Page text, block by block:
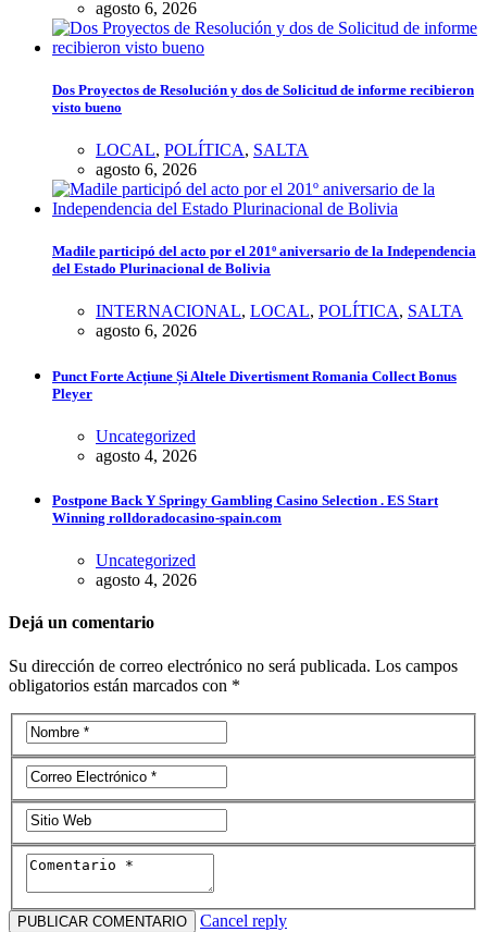
agosto 6, 2026
Dos Proyectos de Resolución y dos de Solicitud de informe recibieron
visto bueno
LOCAL, POLÍTICA, SALTA
agosto 6, 2026
Madile participó del acto por el 201º aniversario de la Independencia
del Estado Plurinacional de Bolivia
INTERNACIONAL, LOCAL, POLÍTICA, SALTA
agosto 6, 2026
Punct Forte Acțiune Și Altele Divertisment Romania Collect Bonus
Pleyer
Uncategorized
agosto 4, 2026
Postpone Back Y Springy Gambling Casino Selection . ES Start
Winning rolldoradocasino-spain.com
Uncategorized
agosto 4, 2026
Dejá un comentario
Su dirección de correo electrónico no será publicada. Los campos
obligatorios están marcados con *
Cancel reply